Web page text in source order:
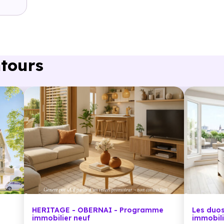
soit 2h
HERITAGE - OBERNAI - Programme
immobilier neuf
Les